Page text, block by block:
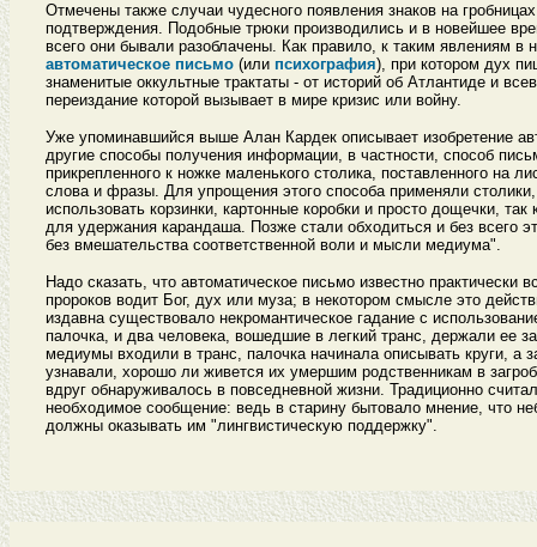
Отмечены также случаи чудесного появления знаков на
подтверждения. Подобные трюки производились и в новейшее
всего они бывали разоблачены. Как правило, к таким явлениям
автоматическое письмо (или психография), при котором дух
знаменитые оккультные трактаты - от историй об Атлантиде и
переиздание которой вызывает в мире кризис или войну.
Уже упоминавшийся выше Алан Кардек описывает изобретение
другие способы получения информации, в частности, способ
прикрепленного к ножке маленького столика, поставленного
слова и фразы. Для упрощения этого способа применяли
использовать корзинки, картонные коробки и просто дощечки,
для удержания карандаша. Позже стали обходиться и без всего
без вмешательства соответственной воли и мысли медиума".
Надо сказать, что автоматическое письмо известно
пророков водит Бог, дух или муза; в некотором смысле это
издавна существовало некромантическое гадание с
палочка, и два человека, вошедшие в легкий транс, держали ее
медиумы входили в транс, палочка начинала описывать круги,
узнавали, хорошо ли живется их умершим родственникам в
вдруг обнаруживалось в повседневной жизни. Традиционно
необходимое сообщение: ведь в старину бытовало мнение, что
должны оказывать им "лингвистическую поддержку".